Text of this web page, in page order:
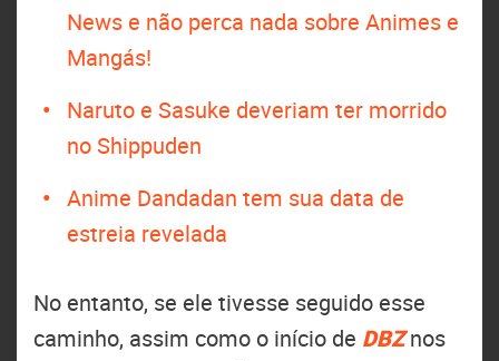
News e não perca nada sobre Animes e
Mangás!
Naruto e Sasuke deveriam ter morrido
no Shippuden
Anime Dandadan tem sua data de
estreia revelada
No entanto, se ele tivesse seguido esse
caminho, assim como o início de DBZ nos